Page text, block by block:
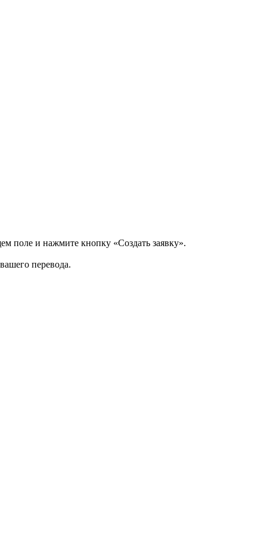
поле и нажмите кнопку «Создать заявку».
перевода.